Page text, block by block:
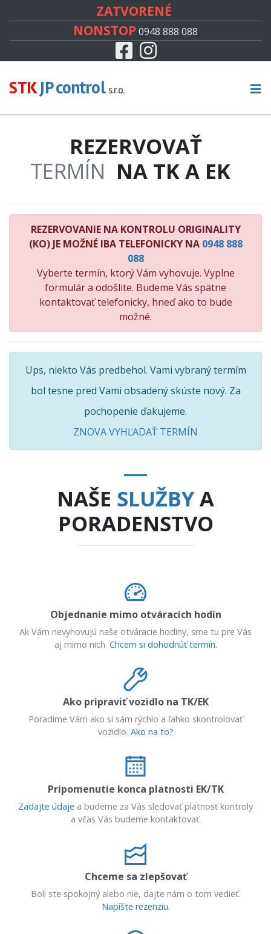
ZATVORENÉ
NONSTOP0948 888 088
FacebookInstagram
STKJP control s.r.o.
REZERVOVAŤ
TERMÍN NA TK A EK
REZERVOVANIE NA KONTROLU ORIGINALITY
(KO) JE MOŽNÉ IBA TELEFONICKY NA 0948 888
088
Vyberte termín, ktorý Vám vyhovuje. Vyplne
formulár a odošlite. Budeme Vás spätne
kontaktovať telefonicky, hneď ako to bude
možné.
Ups, niekto Vás predbehol. Vami vybraný termím
bol tesne pred Vami obsadený skúste nový. Za
pochopenie ďakujeme.
ZNOVA VYHĽADAŤ TERMÍN
NAŠE SLUŽBYA
PORADENSTVO
Objednanie mimo otváracich hodín
Ak Vám nevyhovujú naše otváracie hodiny, sme tu pre Vás
aj mimo nich. Chcem si dohodnúť termín.
Ako pripraviť vozidlo na TK/EK
Poradíme Vám ako si sám rýchlo a ľahko skontrolovať
vozidlo. Ako na to?
Pripomenutie konca platnosti EK/TK
Zadajte údaje a budeme za Vás sledovať platnosť kontroly
a včas Vás budeme kontaktovať.
Chceme sa zlepšovať
Boli ste spokojný alebo nie, dajte nám o tom vedieť.
Napíšte rezenziu.
CENNÍK
KONTROLA ORIGINALITY
RECENZIE